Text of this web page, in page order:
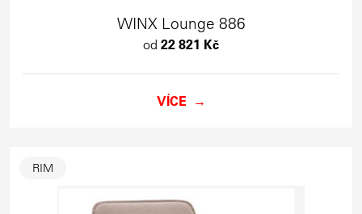
WINX Lounge 886
od 22 821 Kč
VÍCE
RIM